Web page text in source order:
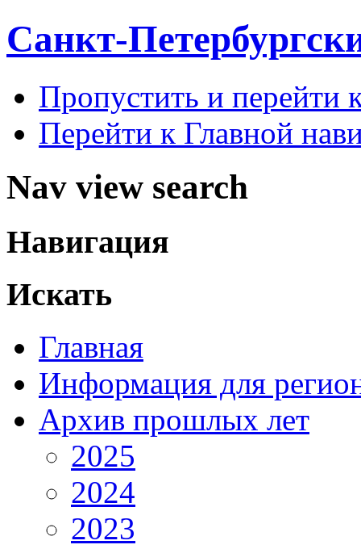
Санкт-
Пропустить и перейти
Перейти к Главной
Nav view search
Навигация
Искать
Главная
Информация для
Архив прошлых лет
2025
2024
2023